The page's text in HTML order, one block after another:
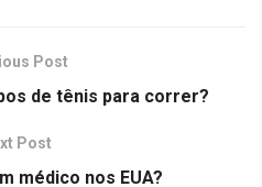
Post
de tênis para correr?
Post
médico nos EUA?